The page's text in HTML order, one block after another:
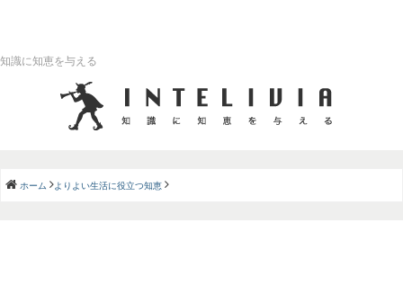
知識に知恵を与える
ホーム よりよい生活に役立つ知恵